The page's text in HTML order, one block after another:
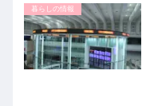
暮らしの情報